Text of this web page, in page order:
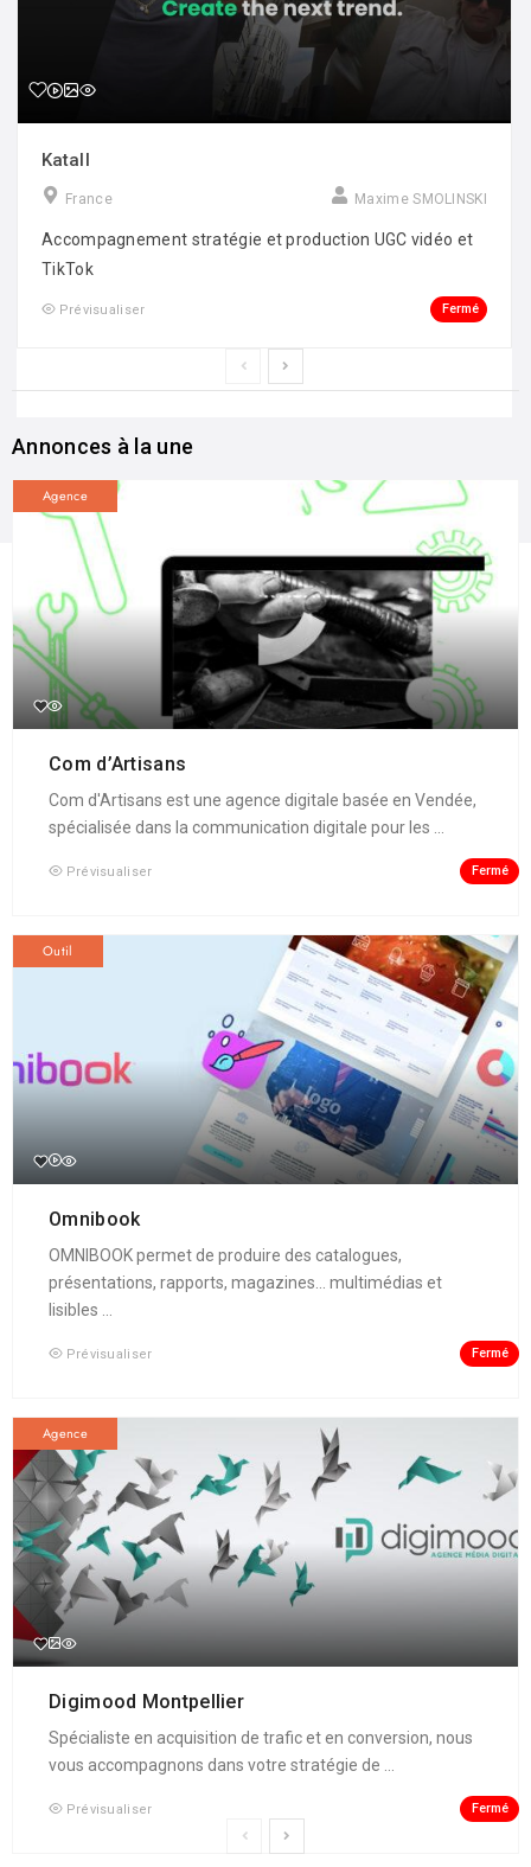
Katall
France Maxime SMOLINSKI
Accompagnement stratégie et production UGC vidéo et
TikTok
Prévisualiser Fermé
Annonces à la une
Agence
Com d’Artisans
Com d'Artisans est une agence digitale basée en Vendée,
spécialisée dans la communication digitale pour les ...
Prévisualiser Fermé
Outil
Omnibook
OMNIBOOK permet de produire des catalogues,
présentations, rapports, magazines... multimédias et
lisibles ...
Prévisualiser Fermé
Agence
Digimood Montpellier
Spécialiste en acquisition de trafic et en conversion, nous
vous accompagnons dans votre stratégie de ...
Prévisualiser Fermé